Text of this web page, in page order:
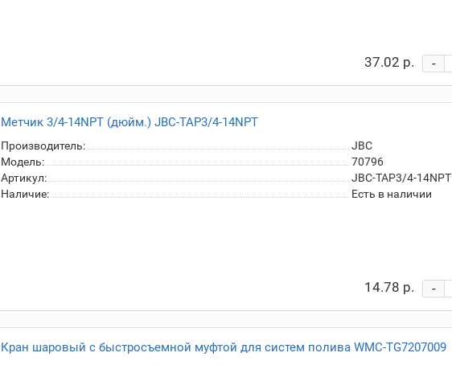
37.02 р. -
Метчик 3/4-14NPT (дюйм.) JBC-TAP3/4-14NPT
Производитель:
JBC
Модель:
70796
Артикул:
JBC-TAP3/4-14NPT
Наличие:
Есть в наличии
14.78 р. -
Кран шаровый с быстросъемной муфтой для систем полива WMC-TG7207009